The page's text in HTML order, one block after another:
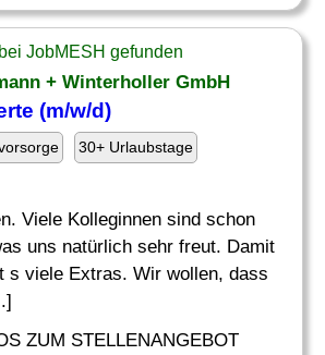
JobMESH gefunden
+ Winterholler GmbH
(m/w/d)
30+ Urlaubstage
Viele Kolleginnen sind schon
uns natürlich sehr freut. Damit
s viele Extras. Wir wollen, dass
ZUM STELLENANGEBOT